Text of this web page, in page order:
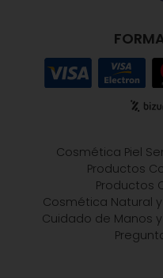
Cosmética Piel
Productos
Productos
Cosmética Natural
Cuidado de Manos y